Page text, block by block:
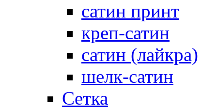
сатин принт
креп-сатин
сатин (лайкра)
шелк-сатин
Сетка